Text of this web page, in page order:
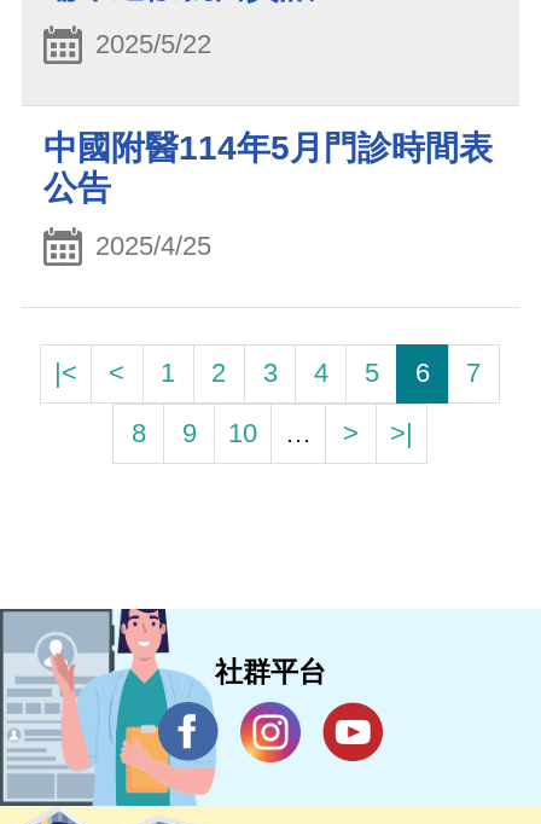
2025/5/22
中國附醫114年5月門診時間表
公告
2025/4/25
|< < 1 2 3 4 5 6
7
8
9 10 … > >|
社群平台